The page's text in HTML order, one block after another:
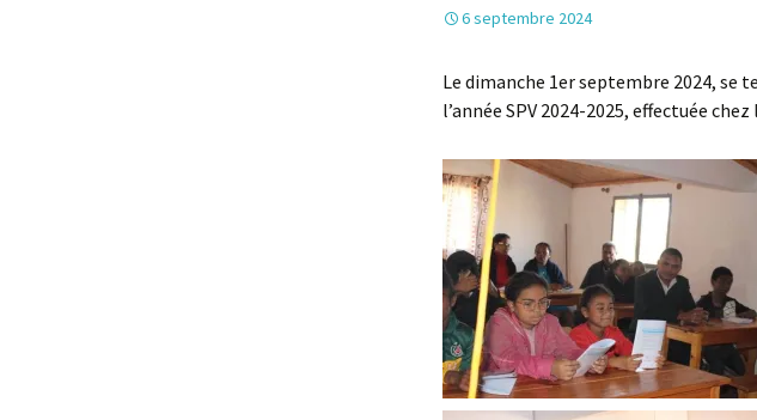
6 septembre 2024
Le dimanche 1er septembre 2024, se
l’année SPV 2024-2025, effectuée chez